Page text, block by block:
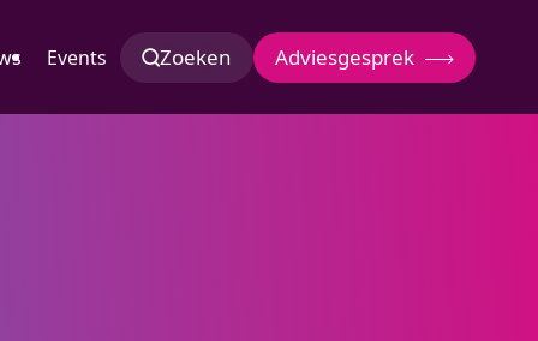
Events Zoeken Adviesgesprek